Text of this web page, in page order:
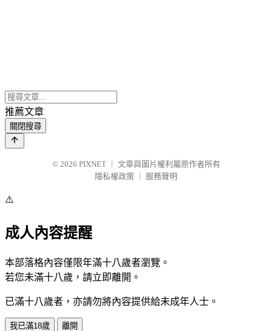
推薦文章
關閉搜尋
© 2026 PIXNET
文章與圖片權利屬原作者所有
隱私權政策
服務聲明
⚠️
成人內容提醒
本部落格內容僅限年滿十八歲者瀏覽。
若您未滿十八歲，請立即離開。
已滿十八歲者，亦請勿將內容提供給未成年人士。
我已滿18歲 離開